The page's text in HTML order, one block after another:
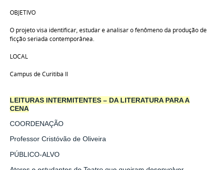
OBJETIVO
O projeto visa identificar, estudar e analisar o fenômeno da produção de
ficção seriada contemporânea.
LOCAL
Campus de Curitiba II
LEITURAS INTERMITENTES – DA LITERATURA PARA A
CENA
COORDENAÇÃO
Professor Cristóvão de Oliveira
PÚBLICO-ALVO